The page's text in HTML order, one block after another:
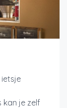
je zelf